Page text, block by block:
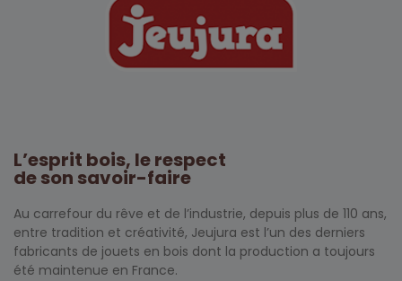
L’esprit bois, le respect
de son savoir-faire
Au carrefour du rêve et de l’industrie, depuis plus de 110 ans,
entre tradition et créativité, Jeujura est l’un des derniers
fabricants de jouets en bois dont la production a toujours
été maintenue en France.